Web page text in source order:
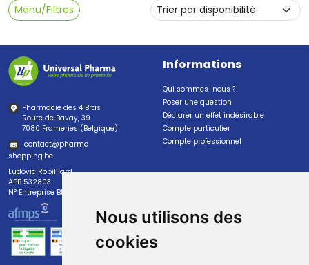
Nous utilisons des
cookies
Menu/Filtres
Pharmacie des 4 Bras
Route de Bavay, 39
7080 Frameries (Belgique)
contact@pharma
shopping.be
Ludovic Robilliard
APB 532803
N° Entreprise BE0447.382.113
Informations
Qui sommes-nous ?
Poser une question
Déclarer un effet indésirable
Compte particulier
Compte professionnel